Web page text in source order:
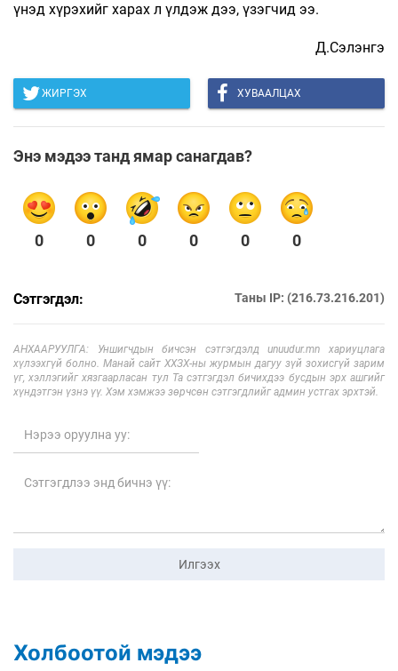
үнэд хүрэхийг харах л үлдэж дээ, үзэгчид ээ.
Д.Сэлэнгэ
ЖИРГЭХ ХУВААЛЦАХ
Энэ мэдээ танд ямар санагдав?
0 0 0 0 0 0
Сэтгэгдэл: Таны IP: (216.73.216.201)
АНХААРУУЛГА: Уншигчдын бичсэн сэтгэгдэлд unuudur.mn хариуцлага
хүлээхгүй болно. Манай сайт ХХЗХ-ны журмын дагуу зүй зохисгүй зарим
үг, хэллэгийг хязгаарласан тул Та сэтгэгдэл бичихдээ бусдын эрх ашгийг
хүндэтгэн үзнэ үү. Хэм хэмжээ зөрчсөн сэтгэгдлийг админ устгах эрхтэй.
Илгээх
Холбоотой мэдээ